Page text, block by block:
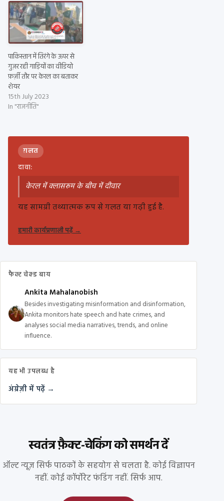
पाकिस्तान में तिरंगे के ऊपर से
गुज़र रही गाड़ियों का वीडियो
फ़र्ज़ी तौर पर केरल का बताकर
शेयर
15th July 2023
In "राजनीति"
ग़लत
दावा:
केरल में क्लासरूम के बीच में दीवार
यह सामग्री तथ्यात्मक रूप से गलत या गढ़ी हुई है.
हमारी कार्यप्रणाली पढ़ें→
फैक्ट चेक्ड बाय
Ankita Mahalanobish
Besides investigating misinformation and disinformation,
Ankita monitors hate speech and hate crimes, and
analyses social media narratives, trends, and online
influence.
यह भी उपलब्ध है
अंग्रेज़ी में पढ़ें →
स्वतंत्र फ़ैक्ट-चेकिंग को समर्थन दें
ऑल्ट न्यूज़ सिर्फ पाठकों के सहयोग से चलता है. कोई विज्ञापन
नहीं. कोई कॉर्पोरेट फंडिंग नहीं. सिर्फ आप.